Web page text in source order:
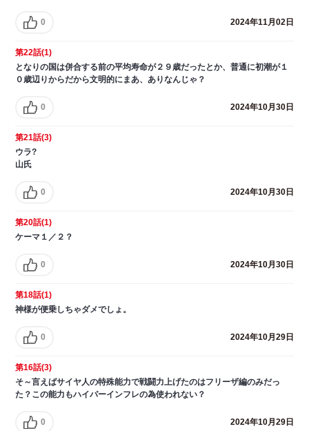
0 2024年11月02日
第22話(1)
となりの国は併合する前の平均寿命が２９歳だったとか、普通に初潮が１
０歳辺りからだから文明的にまあ、ありなんじゃ？
0 2024年10月30日
第21話(3)
ウラ?
山氏
0 2024年10月30日
第20話(1)
ケーマ１／２？
0 2024年10月30日
第18話(1)
神様が便乗しちゃダメでしょ。
0 2024年10月29日
第16話(3)
そ～言えばサイヤ人の特殊能力で戦闘力上げたのはフリーザ編のみだっ
た？この能力もハイパーインフレの為使われない？
0 2024年10月29日